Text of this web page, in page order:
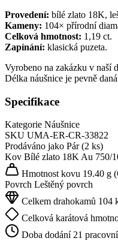
Provedení: bílé zlato 18K,
Kameny: 104× přírodní
Celková hmotnost: 1,19 ct.
Zapínání: klasická puzeta.
Vyrobeno na zakázku v naší
Délka náušnice je pevně
Specifikace
Kategorie Náušnice
SKU UMA-ER-CR-33822
Prodáváno jako Pár (2 ks)
Kov Bílé zlato 18KAu 750/
Hmotnost kovu 19.40 g
Povrch Leštěný povrch
Celkem drahokamů 104
Celková karátová
Doba dodání 21